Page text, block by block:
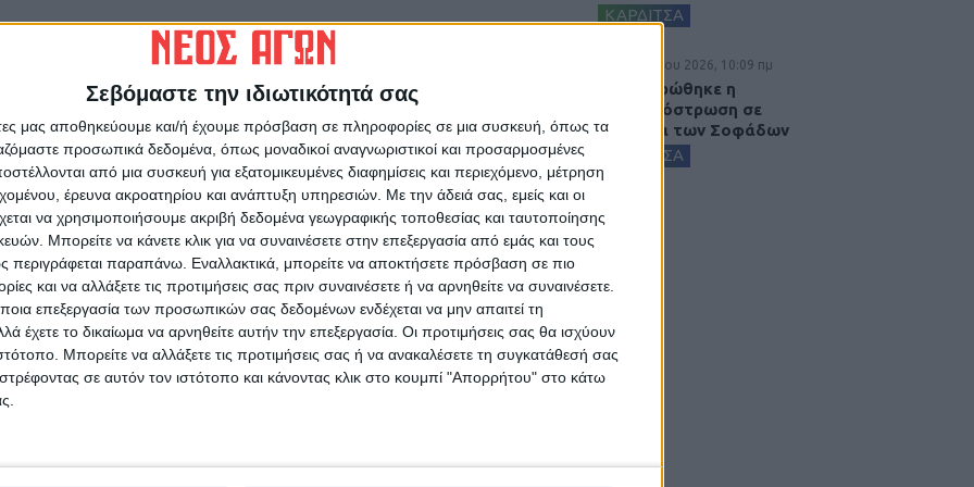
Σεβόμαστε την ιδιωτικότητά σας
μας αποθηκεύουμε και/ή έχουμε πρόσβαση σε πληροφορίες σε μια συσκευή, όπως τα
προσωπικά δεδομένα, όπως μοναδικοί αναγνωριστικοί και προσαρμοσμένες
από μια συσκευή για εξατομικευμένες διαφημίσεις και περιεχόμενο, μέτρηση
έρευνα ακροατηρίου και ανάπτυξη υπηρεσιών. Με την άδειά σας, εμείς και οι
να χρησιμοποιήσουμε ακριβή δεδομένα γεωγραφικής τοποθεσίας και ταυτοποίησης
Μπορείτε να κάνετε κλικ για να συναινέσετε στην επεξεργασία από εμάς και τους
περιγράφεται παραπάνω. Εναλλακτικά, μπορείτε να αποκτήσετε πρόσβαση σε πιο
και να αλλάξετε τις προτιμήσεις σας πριν συναινέσετε ή να αρνηθείτε να συναινέσετε.
επεξεργασία των προσωπικών σας δεδομένων ενδέχεται να μην απαιτεί τη
έχετε το δικαίωμα να αρνηθείτε αυτήν την επεξεργασία. Οι προτιμήσεις σας θα ισχύουν
Μπορείτε να αλλάξετε τις προτιμήσεις σας ή να ανακαλέσετε τη συγκατάθεσή σας
σε αυτόν τον ιστότοπο και κάνοντας κλικ στο κουμπί "Απορρήτου" στο κάτω
να υπάρξουν στη Γαλλία μόνο από
της χώρας το οποίο έχει δηλώσει πως στις
αν και κατά ποσό η προωθούμενη από την
συστήματος είναι συμβατή προς το
συμβούλιο συμμετέχουν δύο πρώην
ο οποίος προεδρεύει και ο
με τον Μακρόν είναι σύμφωνα με όσους
«παγερές», έχει ήδη πυροδοτήσει
για την κυβέρνηση, παρά το ό,τι τα
του Γάλλου Προέδρου.
Συμβούλιοθα μπορούσε ως από μηχανής
από την κρίση που ταλανίζει τις
όμως σε καμία περίπτωση η λύση αυτή να
ΚΑΡΔΙΤΣΑ
6 Αυγούστου 2026, 10:09 πμ
Ολοκληρώθηκε η
ασφαλτόστρωση σε
τμήματα των Σοφάδων
ΚΑΡΔΙΤΣΑ